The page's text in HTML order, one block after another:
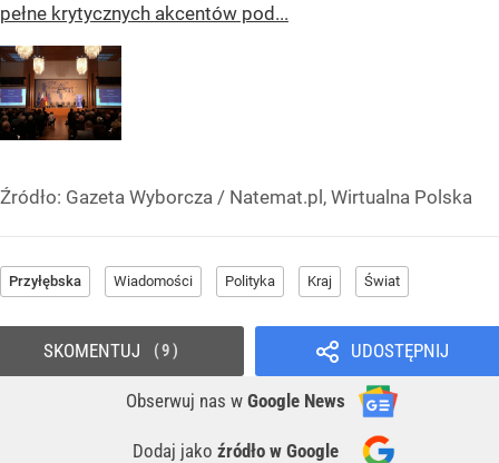
pełne krytycznych akcentów pod...
Źródło: Gazeta Wyborcza / Natemat.pl, Wirtualna Polska
Przyłębska Wiadomości Polityka Kraj Świat
UDOSTĘPNIJ
Obserwuj nas w Google News
Dodaj jako źródło w Google
SKOMENTUJ 9